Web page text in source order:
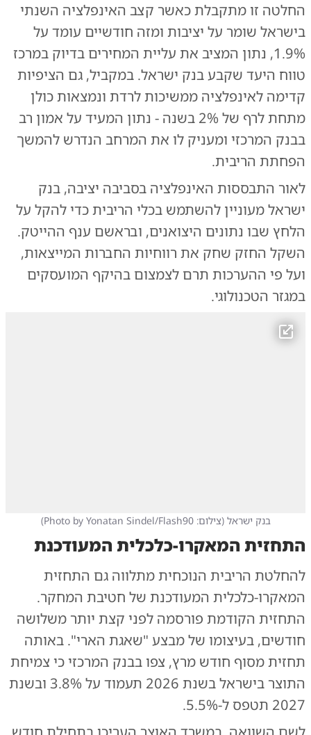
החלטה זו מתקבלת כאשר קצב האינפלציה השנתי
בישראל שומר על יציבות ומזה חודשיים עומד על
1.9%, נתון המציב את עליית המחירים בדיוק במרכז
טווח היעד שקבע בנק ישראל. במקביל, גם הציפיות
קדימה לאינפלציה ממשיכות לרדת ונמצאות כולן
מתחת לרף של 2% בשנה - נתון המעיד על אמון רב
בבנק המרכזי ומעניק לו את המרחב הנדרש להמשך
הפחתת הריבית.
לאור התבססות האינפלציה בסביבה יציבה, בנק
ישראל מעוניין להשתמש בכלי הריבית כדי להקל על
הלחץ שבו נתונים היצואנים, ובראשם ענף ההייטק.
השקל החזק שחק את רווחיות החברות המייצאות,
ועל פי ההערכות תרם לצמצום בהיקף המועסקים
במגזר הטכנולוגי.
בנק ישראל (צילום: Photo by Yonatan Sindel/Flash90 )
התחזית המאקרו-כלכלית המעודכנת
להחלטת הריבית הנוכחית מתלווה גם התחזית
המאקרו-כלכלית המעודכנת של חטיבת המחקר.
התחזית הקודמת פורסמה לפני קצת יותר משלושה
חודשים, בעיצומו של מבצע "שאגת הארי". באותה
תחזית מסוף חודש מרץ, צפו בבנק המרכזי כי צמיחת
התוצר בישראל בשנת 2026 תעמוד על 3.8% ובשנת
2027 תטפס ל-5.5%.